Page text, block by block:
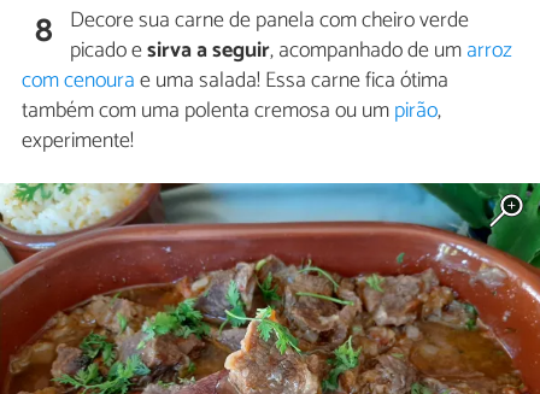
8 Decore sua carne de panela com cheiro verde
picado esirva a seguir, acompanhado de umarroz
com cenourae uma salada! Essa carne fica ótima
também com uma polenta cremosa ou umpirão,
experimente!